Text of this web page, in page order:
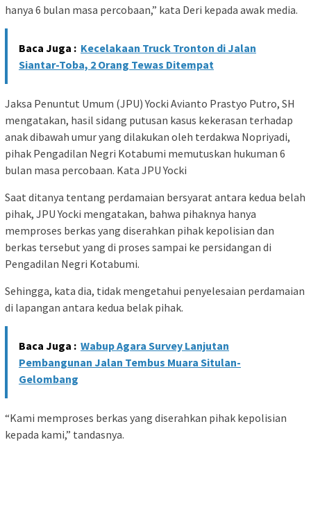
hanya 6 bulan masa percobaan,” kata Deri kepada awak media.
Baca Juga : Kecelakaan Truck Tronton di Jalan
Siantar-Toba, 2 Orang Tewas Ditempat
Jaksa Penuntut Umum (JPU) Yocki Avianto Prastyo Putro, SH
mengatakan, hasil sidang putusan kasus kekerasan terhadap
anak dibawah umur yang dilakukan oleh terdakwa Nopriyadi,
pihak Pengadilan Negri Kotabumi memutuskan hukuman 6
bulan masa percobaan. Kata JPU Yocki
Saat ditanya tentang perdamaian bersyarat antara kedua belah
pihak, JPU Yocki mengatakan, bahwa pihaknya hanya
memproses berkas yang diserahkan pihak kepolisian dan
berkas tersebut yang di proses sampai ke persidangan di
Pengadilan Negri Kotabumi.
Sehingga, kata dia, tidak mengetahui penyelesaian perdamaian
di lapangan antara kedua belak pihak.
Baca Juga : Wabup Agara Survey Lanjutan
Pembangunan Jalan Tembus Muara Situlan-
Gelombang
“Kami memproses berkas yang diserahkan pihak kepolisian
kepada kami,” tandasnya.